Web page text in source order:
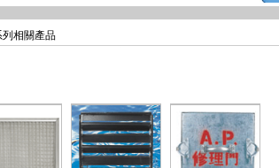
相關產品